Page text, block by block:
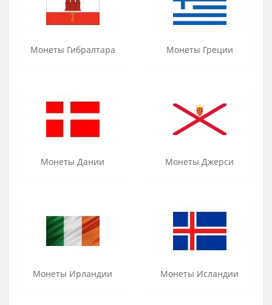
Монеты Гибралтара Монеты Греции
Монеты Дании Монеты Джерси
Монеты Ирландии Монеты Исландии